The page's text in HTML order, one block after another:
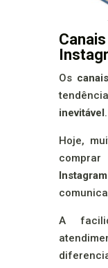
Os
inevitável.
Hoje,
comprar
Instagram
A